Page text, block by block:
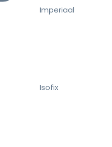
Imperiaal
Isofix